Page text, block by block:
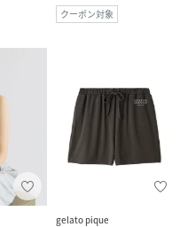
クーポン対象
gelato pique